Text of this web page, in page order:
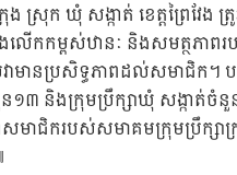
ស្រុក ឃុំ សង្កាត់ ខេត្តព្រៃវែង ត្រូ
កកម្ពស់ឋានៈ និងសមត្ថភាពរ
មានប្រសិទ្ធភាពដល់សមាជិក។ បច្
ន១៣ និងក្រុមប្រឹក្សាឃុំ សង្កាត់ចំ
ាសមាជិករបស់សមាគមក្រុមប្រឹក្ស